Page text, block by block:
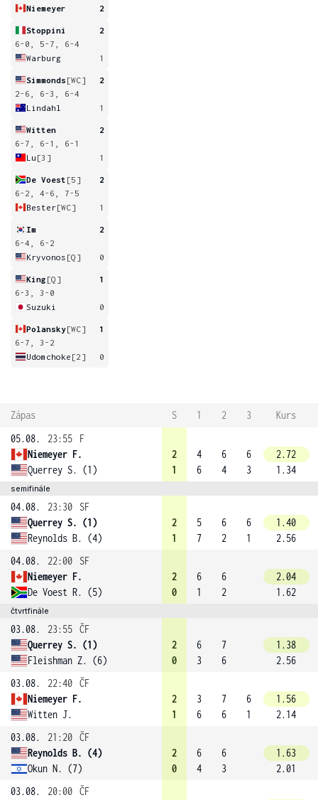
Niemeyer
2
Stoppini
2
6-0, 5-7, 6-4
Warburg
1
Simmonds [WC]
2
2-6, 6-3, 6-4
Lindahl
1
Witten
2
6-7, 6-1, 6-1
Lu [3] 1
De Voest [5]
2
6-2, 4-6, 7-5
Bester[WC] 1
Im
2
6-4, 6-2
Kryvonos [Q] 0
King [Q]
1
6-3, 3-0
Suzuki
0
Polansky[WC]
1
6-7, 3-2
Udomchoke [2] 0
Zápas S 1 2 3
Kurs
05.08.
23:55
F
Niemeyer F.
Querrey S. (1)
2
1
4
6
6
4
6
3
2.72
1.34
semifinále
04.08. 23:30
SF
Querrey S. (1)
Reynolds B. (4)
2
1
5
7
6
2
6
1
1.40
2.56
04.08.
22:00
SF
Niemeyer F.
De Voest R. (5)
2
0
6
1
6
2
2.04
1.62
čtvrtfinále
03.08. 23:55 ČF
Querrey S. (1)
Fleishman Z. (6)
2
0
6
3
7
6
1.38
2.56
03.08.
22:40 ČF
Niemeyer F.
Witten J.
2
1
3
6
7
6
6
1
1.56
2.14
03.08.
21:20 ČF
Reynolds B. (4)
Okun N. (7)
2
0
6
4
6
3
1.63
2.01
03.08.
20:00 ČF